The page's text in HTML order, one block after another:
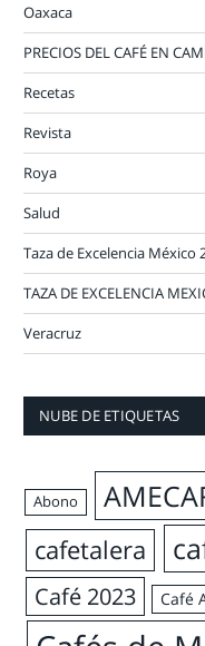
Oaxaca
PRECIOS DEL CAFÉ EN
Recetas
Revista
Roya
Salud
Taza de Excelencia México
TAZA DE EXCELENCIA
Veracruz
NUBE DE ETIQUETAS
Abono
cafetalera
Café 2023 Café